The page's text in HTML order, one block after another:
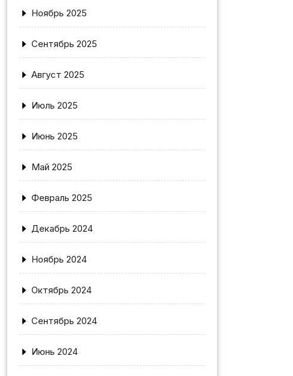
Ноябрь 2025
Сентябрь 2025
Август 2025
Июль 2025
Июнь 2025
Май 2025
Февраль 2025
Декабрь 2024
Ноябрь 2024
Октябрь 2024
Сентябрь 2024
Июнь 2024